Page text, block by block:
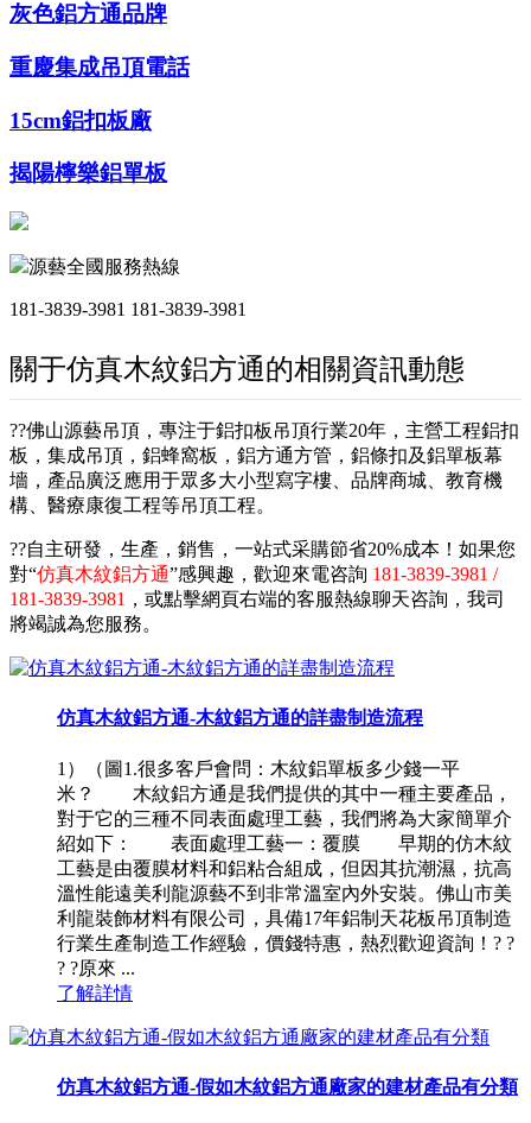
灰色鋁方通品牌
重慶集成吊頂電話
15cm鋁扣板廠
揭陽檸樂鋁單板
源藝全國服務熱線
181-3839-3981 181-3839-3981
關于仿真木紋鋁方通的相關資訊動態
??佛山源藝吊頂，專注于鋁扣板吊頂行業20年，主營工程鋁扣
板，集成吊頂，鋁蜂窩板，鋁方通方管，鋁條扣及鋁單板幕
墻，產品廣泛應用于眾多大小型寫字樓、品牌商城、教育機
構、醫療康復工程等吊頂工程。
??自主研發，生產，銷售，一站式采購節省20%成本！如果您
對“仿真木紋鋁方通”感興趣，歡迎來電咨詢 181-3839-3981 /
181-3839-3981 ，或點擊網頁右端的客服熱線聊天咨詢，我司
將竭誠為您服務。
仿真木紋鋁方通-木紋鋁方通的詳盡制造流程
1）（圖1.很多客戶會問：木紋鋁單板多少錢一平
米？ 木紋鋁方通是我們提供的其中一種主要產品，
對于它的三種不同表面處理工藝，我們將為大家簡單介
紹如下： 表面處理工藝一：覆膜 早期的仿木紋
工藝是由覆膜材料和鋁粘合組成，但因其抗潮濕，抗高
溫性能遠美利龍源藝不到非常溫室內外安裝。佛山市美
利龍裝飾材料有限公司，具備17年鋁制天花板吊頂制造
行業生產制造工作經驗，價錢特惠，熱烈歡迎資詢！? ?
? ?原來 ...
了解詳情
仿真木紋鋁方通-假如木紋鋁方通廠家的建材產品有分類